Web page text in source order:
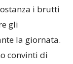
i brutti
gli
la giornata.
convinti di